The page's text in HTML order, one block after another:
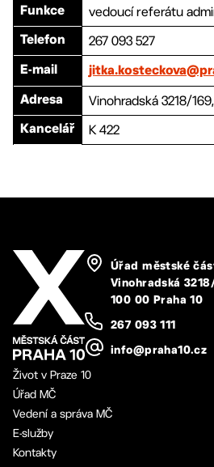
Funkce vedoucí referátu
Telefon 267 093 527
E-mail
Adresa Vinohradská 3218/
Kancelář K 422
Úřad městské
Vinohradská
100 00 Praha 10
267 093 111
info@praha10.cz
Život v Praze 10
Úřad MČ
Vedení a správa MČ
E-služby
Kontakty